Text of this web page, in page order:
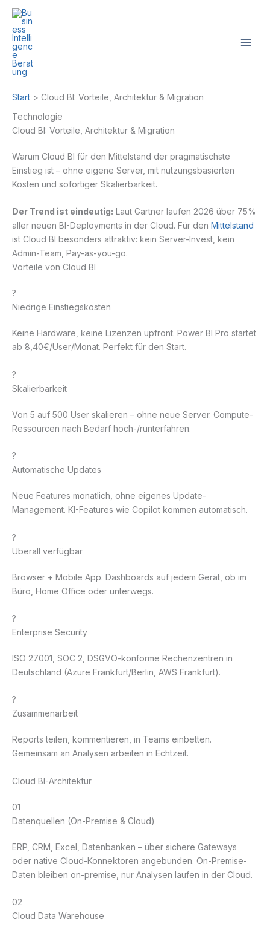
Zum
Inhalt
springen
Start
Cloud BI: Vorteile, Architektur & Migration
Technologie
Cloud BI: Vorteile, Architektur & Migration
Warum Cloud BI für den Mittelstand der pragmatischste
Einstieg ist – ohne eigene Server, mit nutzungsbasierten
Kosten und sofortiger Skalierbarkeit.
Der Trend ist eindeutig: Laut Gartner laufen 2026 über 75%
aller neuen BI-Deployments in der Cloud. Für den Mittelstand
ist Cloud BI besonders attraktiv: kein Server-Invest, kein
Admin-Team, Pay-as-you-go.
Vorteile von Cloud BI
?
Niedrige Einstiegskosten
Keine Hardware, keine Lizenzen upfront. Power BI Pro startet
ab 8,40€/User/Monat. Perfekt für den Start.
?
Skalierbarkeit
Von 5 auf 500 User skalieren – ohne neue Server. Compute-
Ressourcen nach Bedarf hoch-/runterfahren.
?
Automatische Updates
Neue Features monatlich, ohne eigenes Update-
Management. KI-Features wie Copilot kommen automatisch.
?
Überall verfügbar
Browser + Mobile App. Dashboards auf jedem Gerät, ob im
Büro, Home Office oder unterwegs.
?
Enterprise Security
ISO 27001, SOC 2, DSGVO-konforme Rechenzentren in
Deutschland (Azure Frankfurt/Berlin, AWS Frankfurt).
?
Zusammenarbeit
Reports teilen, kommentieren, in Teams einbetten.
Gemeinsam an Analysen arbeiten in Echtzeit.
Cloud BI-Architektur
01
Datenquellen (On-Premise & Cloud)
ERP, CRM, Excel, Datenbanken – über sichere Gateways
oder native Cloud-Konnektoren angebunden. On-Premise-
Daten bleiben on-premise, nur Analysen laufen in der Cloud.
02
Cloud Data Warehouse